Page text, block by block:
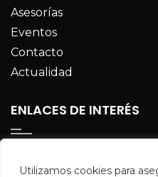
Utilizamos cookies para
Asesorías
Eventos
Contacto
Actualidad
ENLACES DE INTERÉS
UTOPÍA